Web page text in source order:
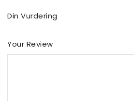
Din Vurdering
Your Review